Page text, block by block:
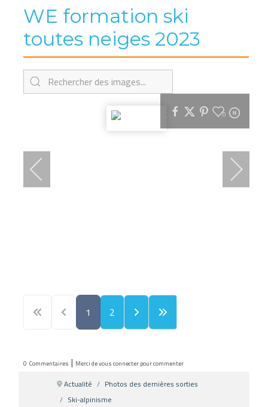
WE formation ski
toutes neiges 2023
0
1 2
0 Commentaires | Merci de vous connecter pour commenter
Actualité
Photos des dernières sorties
Ski-alpinisme